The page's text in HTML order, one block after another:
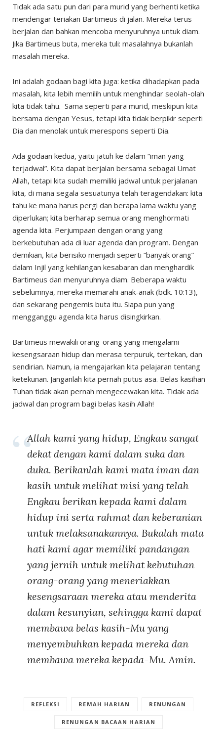
Tidak ada satu pun dari para murid yang berhenti ketika
mendengar teriakan Bartimeus di jalan. Mereka terus
berjalan dan bahkan mencoba menyuruhnya untuk diam.
Jika Bartimeus buta, mereka tuli: masalahnya bukanlah
masalah mereka.
Ini adalah godaan bagi kita juga: ketika dihadapkan pada
masalah, kita lebih memilih untuk menghindar seolah-olah
kita tidak tahu. Sama seperti para murid, meskipun kita
bersama dengan Yesus, tetapi kita tidak berpikir seperti
Dia dan menolak untuk merespons seperti Dia.
Ada godaan kedua, yaitu jatuh ke dalam “iman yang
terjadwal”. Kita dapat berjalan bersama sebagai Umat
Allah, tetapi kita sudah memiliki jadwal untuk perjalanan
kita, di mana segala sesuatunya telah teragendakan: kita
tahu ke mana harus pergi dan berapa lama waktu yang
diperlukan; kita berharap semua orang menghormati
agenda kita. Perjumpaan dengan orang yang
berkebutuhan ada di luar agenda dan program. Dengan
demikian, kita berisiko menjadi seperti “banyak orang”
dalam Injil yang kehilangan kesabaran dan menghardik
Bartimeus dan menyuruhnya diam. Beberapa waktu
sebelumnya, mereka memarahi anak-anak (bdk. 10:13),
dan sekarang pengemis buta itu. Siapa pun yang
mengganggu agenda kita harus disingkirkan.
Bartimeus mewakili orang-orang yang mengalami
kesengsaraan hidup dan merasa terpuruk, tertekan, dan
sendirian. Namun, ia mengajarkan kita pelajaran tentang
ketekunan. Janganlah kita pernah putus asa. Belas kasihan
Tuhan tidak akan pernah mengecewakan kita. Tidak ada
jadwal dan program bagi belas kasih Allah!
Allah kami yang hidup, Engkau sangat
dekat dengan kami dalam suka dan
duka. Berikanlah kami mata iman dan
kasih untuk melihat misi yang telah
Engkau berikan kepada kami dalam
hidup ini serta rahmat dan keberanian
untuk melaksanakannya. Bukalah mata
hati kami agar memiliki pandangan
yang jernih untuk melihat kebutuhan
orang-orang yang meneriakkan
kesengsaraan mereka atau menderita
dalam kesunyian, sehingga kami dapat
membawa belas kasih-Mu yang
menyembuhkan kepada mereka dan
membawa mereka kepada-Mu. Amin.
REFLEKSI REMAH HARIAN RENUNGAN
RENUNGAN BACAAN HARIAN